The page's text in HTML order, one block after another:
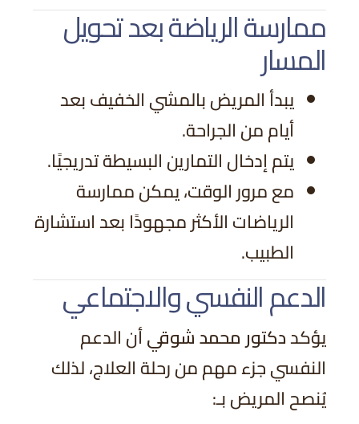
ممارسة الرياضة بعد تحويل
المسار
يبدأ المريض بالمشي الخفيف بعد
أيام من الجراحة.
يتم إدخال التمارين البسيطة تدريجيًا.
مع مرور الوقت، يمكن ممارسة
الرياضات الأكثر مجهودًا بعد استشارة
الطبيب.
الدعم النفسي والاجتماعي
يؤكددكتور محمد شوقيأن الدعم
النفسي جزء مهم من رحلة العلاج، لذلك
يُنصح المريض بـ: